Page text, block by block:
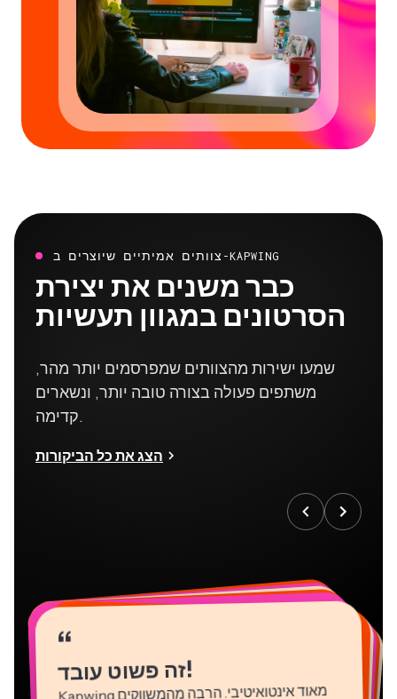
צוותים אמיתיים שיוצרים ב-KAPWING
כבר משנים את יצירת
הסרטונים במגוון תעשיות
שמעו ישירות מהצוותים שמפרסמים יותר מהר,
משתפים פעולה בצורה טובה יותר, ונשארים
קדימה.
הצג את כל הביקורות
“
זה פשוט עובד!
“
“
“
“
“
“